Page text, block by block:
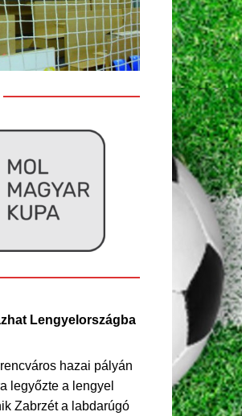
Lengyelországba
hazai pályán
legyőzte a lengyel
Zabrzét a labdarúgó